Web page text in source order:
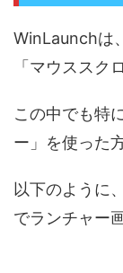
WinLaunchは
「マウススク
この中でも特
ー」を使った
以下のように
でランチャー